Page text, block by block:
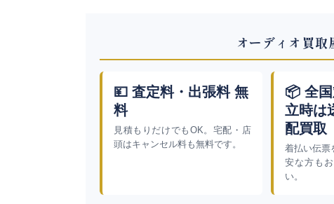
オーディオ買
💴 査定料・出張料 無
料
見積もりだけでもOK。宅配・店
頭はキャンセル料も無料です。
📦 全
立時は
配買取
着払い伝票
安な方も
い。